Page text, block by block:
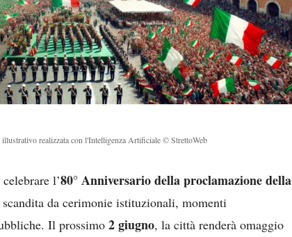
illustrativo realizzata con l'Intelligenza Artificiale © StrettoWeb
l’80° Anniversario della proclamazione della
da cerimonie istituzionali, momenti
Il prossimo 2 giugno, la città renderà omaggio